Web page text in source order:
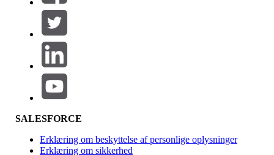
VÆLG FILTRE
Produktområde
Funktionspåvirkning
SALESFORCE
Erklæring om beskyttelse af personlige oplysninger
Erklæring om sikkerhed